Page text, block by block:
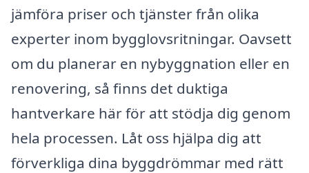
jämföra priser och tjänster från olika
experter inom bygglovsritningar. Oavsett
om du planerar en nybyggnation eller en
renovering, så finns det duktiga
hantverkare här för att stödja dig genom
hela processen. Låt oss hjälpa dig att
förverkliga dina byggdrömmar med rätt